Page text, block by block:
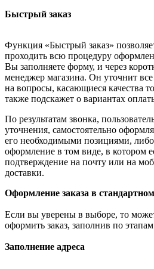
Быстрый заказ
Функция «Быстрый заказ»
проходить всю процедуру
Вы заполняете форму, и через
менеджер магазина. Он уточнит все
на вопросы, касающиеся качества
также подскажет о вариантах
По результатам звонка,
уточнения, самостоятельно
его необходимыми позициями, либо
оформление в том виде, в котором
подтверждение на почту или на
доставки.
Оформление заказа в
Если вы уверены в выборе, то
оформить заказ, заполнив по
Заполнение адреса